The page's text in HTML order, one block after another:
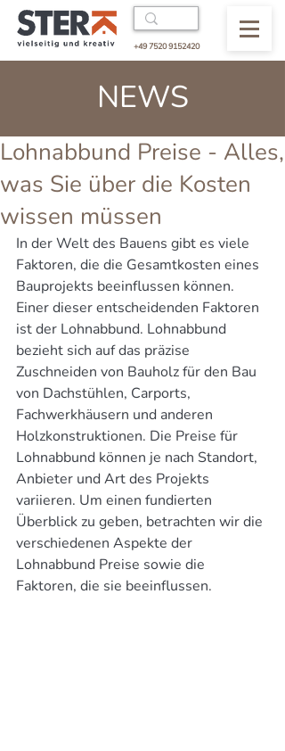
+49 7520 9152420
NEWS
Lohnabbund Preise - Alles,
was Sie über die Kosten
wissen müssen
In der Welt des Bauens gibt es viele
Faktoren, die die Gesamtkosten eines
Bauprojekts beeinflussen können.
Einer dieser entscheidenden Faktoren
ist der Lohnabbund. Lohnabbund
bezieht sich auf das präzise
Zuschneiden von Bauholz für den Bau
von Dachstühlen, Carports,
Fachwerkhäusern und anderen
Holzkonstruktionen. Die Preise für
Lohnabbund können je nach Standort,
Anbieter und Art des Projekts
variieren. Um einen fundierten
Überblick zu geben, betrachten wir die
verschiedenen Aspekte der
Lohnabbund Preise sowie die
Faktoren, die sie beeinflussen.